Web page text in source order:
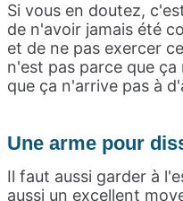
Si vous en doutez,
de n'avoir jamais été
et de ne pas exercer
n'est pas parce que
que ça n'arrive pas à
Une arme pour
Il faut aussi garder à
aussi un excellent